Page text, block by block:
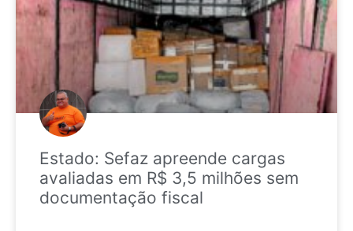
Estado: Sefaz apreende cargas
avaliadas em R$ 3,5 milhões sem
documentação fiscal